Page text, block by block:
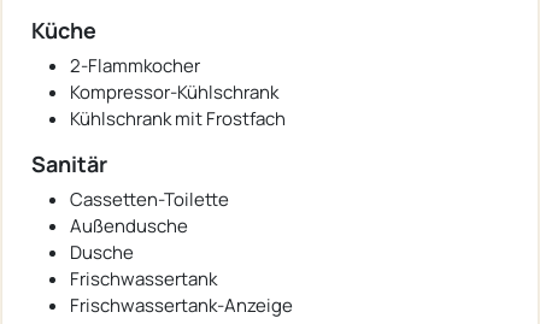
Küche
2-Flammkocher
Kompressor-Kühlschrank
Kühlschrank mit Frostfach
Sanitär
Cassetten-Toilette
Außendusche
Dusche
Frischwassertank
Frischwassertank-Anzeige